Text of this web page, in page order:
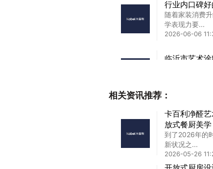
行业内口碑
随着家装消费
学表现力要...
2026-06-06
临沂市艺术
钱
对于120平米的
美感，还...
2025-04-09
进口艺术漆
相关资讯推荐：
卡百利净醛
放式餐厨美学
到了2026年的
新状况之...
2026-05-26